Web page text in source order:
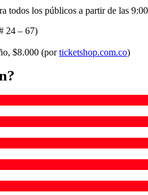
todos los públicos a partir de las
24 – 67)
$8.000 (porticketshop.com.co)